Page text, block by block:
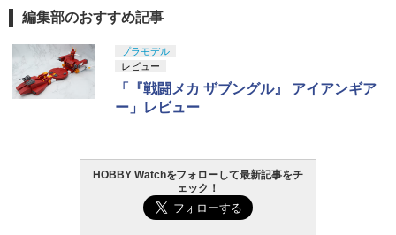
編集部のおすすめ記事
プラモデル
レビュー
「『戦闘メカ ザブングル』 アイアンギア
ー」レビュー
HOBBY Watchをフォローして最新記事をチ
ェック！